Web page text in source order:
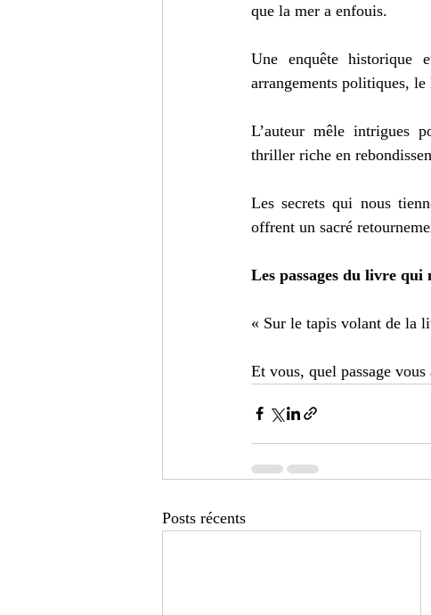
que la mer a enfouis.
Une enquête historique
arrangements politiques,
L’auteur mêle intrigues
thriller riche en
Les secrets qui nous
offrent un sacré
Les passages du livre qui
« Sur le tapis volant de la
Et vous, quel passage vous
Posts récents